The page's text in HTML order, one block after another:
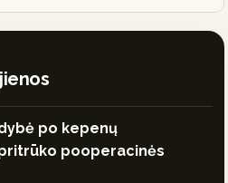
po kepenų
pooperacinės